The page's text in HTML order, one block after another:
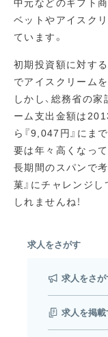
中元などのギフト
ベットやアイスク
ています。
初期投資額に対す
でアイスクリーム
しかし、総務省の
ーム支出金額は
ら『9,047円』にま
要は年々高くなっ
長期間のスパンで
菓』にチャレンジ
しれませんね！
求人をさがす
求人をさが
求人を掲載